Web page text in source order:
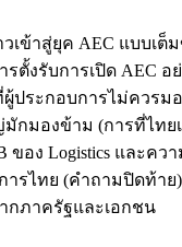
เข้าสู่ยุค AEC แบบเ
ตั้งรับการเปิด AEC อย่
ระกอบการไม่ควรมอ
กมองข้าม (การที่ไท
ของ Logistics และค
ารไทย (คำถามปิดท้าย
กภาครัฐและเอกชน